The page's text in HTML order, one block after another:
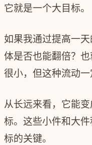
它就是一个大目标。
如果我通过提高一
体是否也能翻倍？
很小，但这种流动一
从长远来看，它能
标。这些小件和大
标的关键。